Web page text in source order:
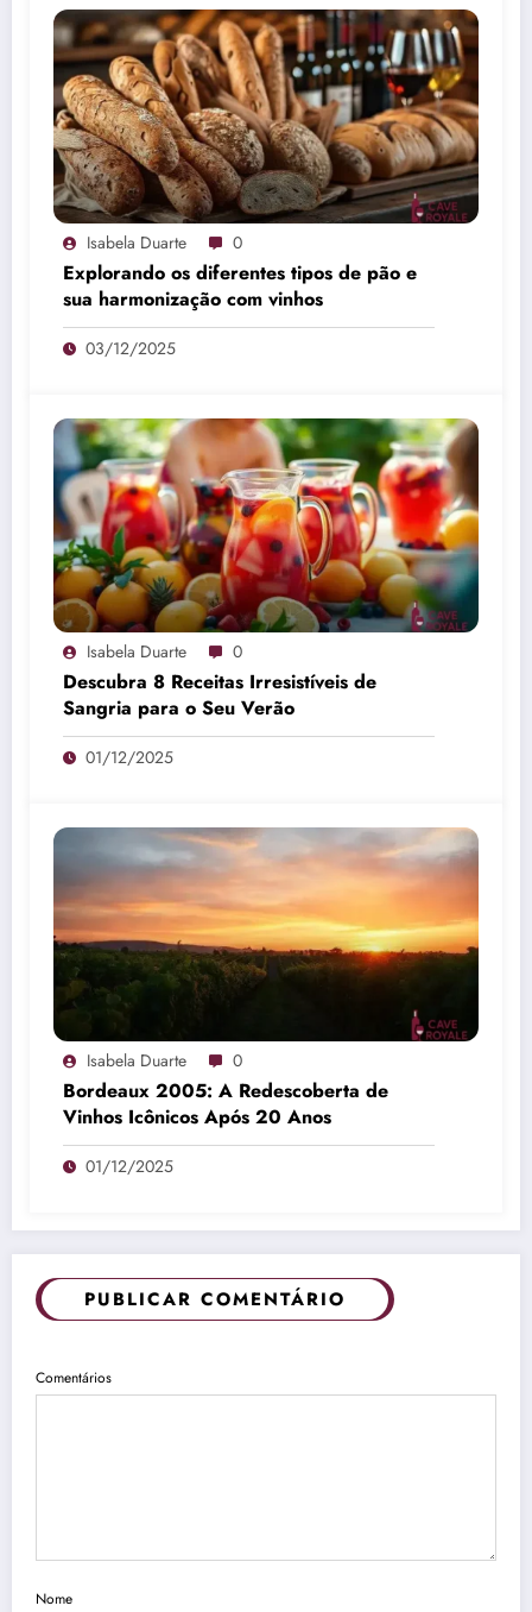
Isabela Duarte 0
Explorando os diferentes tipos de pão e
sua harmonização com vinhos
03/12/2025
Isabela Duarte 0
Descubra 8 Receitas Irresistíveis de
Sangria para o Seu Verão
01/12/2025
Isabela Duarte 0
Bordeaux 2005: A Redescoberta de
Vinhos Icônicos Após 20 Anos
01/12/2025
PUBLICAR COMENTÁRIO
Comentários
Nome